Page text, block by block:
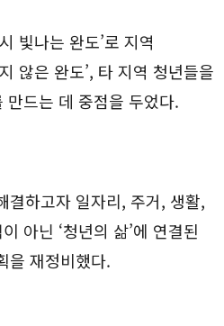
빛나는 완도’로 지역
않은 완도’, 타 지역 청년들을
만드는 데 중점을 두었다.
결하고자 일자리, 주거, 생활,
아닌 ‘청년의 삶’에 연결된
을 재정비했다.